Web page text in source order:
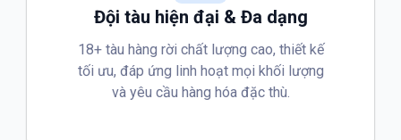
Đội tàu hiện đại & Đa dạng
18+ tàu hàng rời chất lượng cao, thiết kế
tối ưu, đáp ứng linh hoạt mọi khối lượng
và yêu cầu hàng hóa đặc thù.